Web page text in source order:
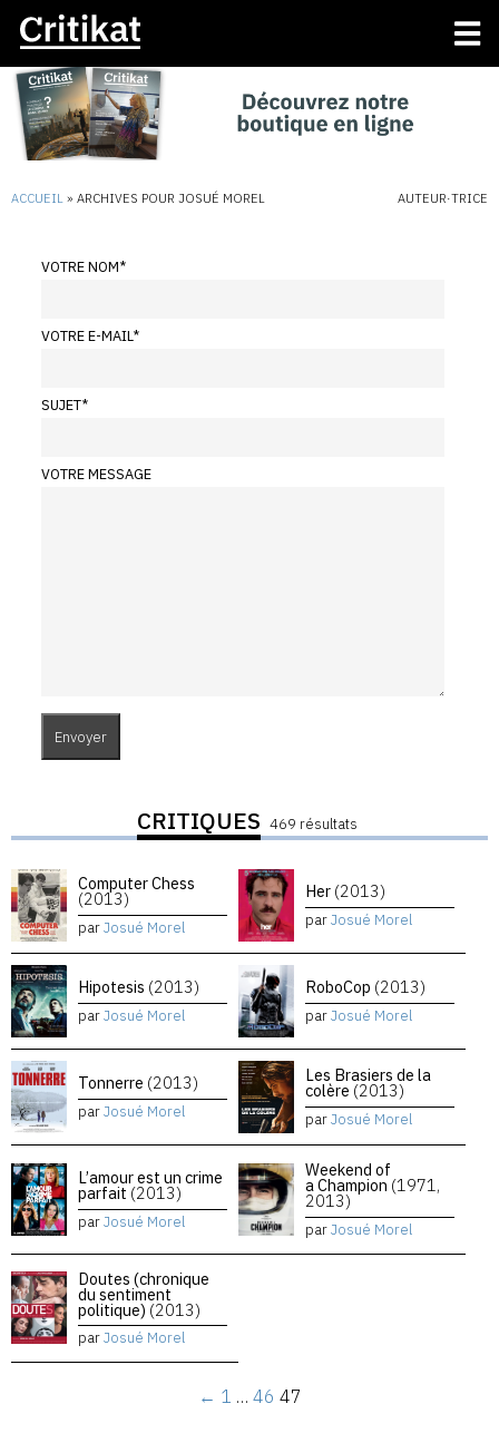
ACCUEIL » ARCHIVES POUR JOSUÉ MOREL AUTEUR·TRICE
VOTRE NOM*
VOTRE E-MAIL*
SUJET*
VOTRE MESSAGE
CRITIQUES 469 résultats
Computer Chess
(2013)
parJosué Morel
Her (2013)
parJosué Morel
Hipotesis (2013)
parJosué Morel
RoboCop (2013)
parJosué Morel
Tonnerre (2013)
parJosué Morel
Les Brasiers de la
colère (2013)
parJosué Morel
L’amour est un crime
parfait (2013)
parJosué Morel
Weekend of
a Champion (1971,
2013)
parJosué Morel
Doutes (chronique
du sentiment
politique) (2013)
parJosué Morel
← 1 … 46 47